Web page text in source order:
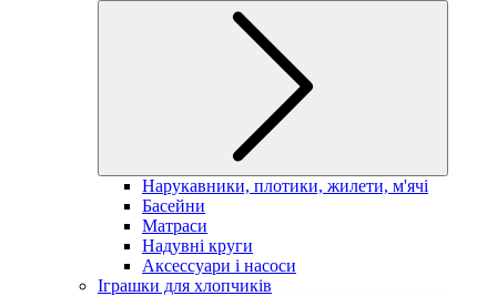
Нарукавники, плотики, жилети, м'ячі
Басейни
Матраси
Надувні круги
Аксессуари і насоси
Іграшки для хлопчиків